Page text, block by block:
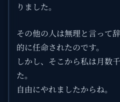
りました。
その他の人は無理と言って
的に任命されたのです。
しかし、そこから私は月数
た。
自由にやれましたからね。